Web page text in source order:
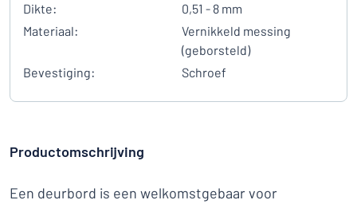
Dikte:
0,51 - 8 mm
Materiaal:
Vernikkeld messing
(geborsteld)
Bevestiging:
Schroef
Productomschrijving
Een deurbord is een welkomstgebaar voor